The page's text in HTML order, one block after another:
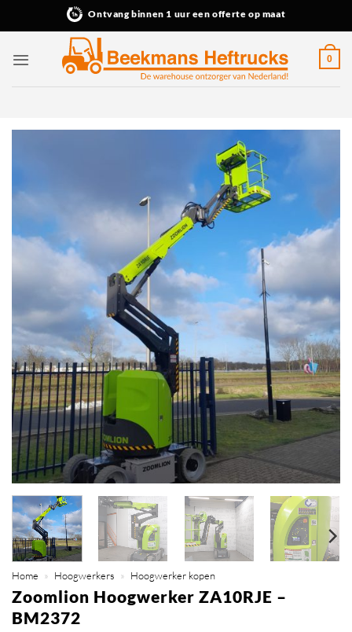
Ontvang binnen 1 uur een offerte op maat
0
Home » Hoogwerkers » Hoogwerker kopen
Zoomlion Hoogwerker ZA10RJE –
BM2372